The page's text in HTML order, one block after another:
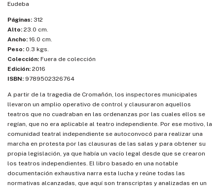
Eudeba
Páginas: 312
Alto: 23.0 cm.
Ancho: 16.0 cm.
Peso: 0.3 kgs.
Colección: Fuera de colección
Edición: 2016
ISBN: 9789502326764
A partir de la tragedia de Cromañón, los inspectores municipales
llevaron un amplio operativo de control y clausuraron aquellos
teatros que no cuadraban en las ordenanzas por las cuales ellos se
regían, que no era aplicable al teatro independiente. Por ese motivo, la
comunidad teatral independiente se autoconvocó para realizar una
marcha en protesta por las clausuras de las salas y para obtener su
propia legislación, ya que había un vacío legal desde que se crearon
los teatros independientes. El libro basado en una notable
documentación exhaustiva narra esta lucha y reúne todas las
normativas alcanzadas, que aquí son transcriptas y analizadas en un